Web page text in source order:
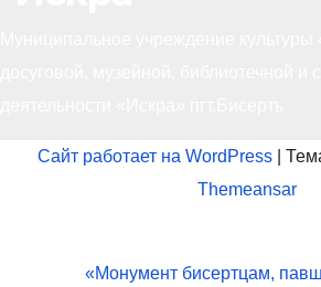
Сайт работает на WordPress
Themeansar
«Монумент бисертцам,